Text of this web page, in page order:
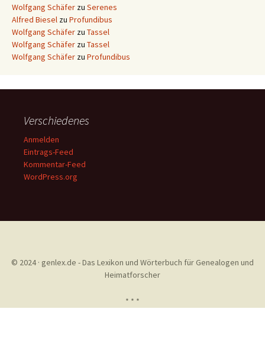
Wolfgang Schäfer zu Serenes
Alfred Biesel zu Profundibus
Wolfgang Schäfer zu Tassel
Wolfgang Schäfer zu Tassel
Wolfgang Schäfer zu Profundibus
Verschiedenes
Anmelden
Eintrags-Feed
Kommentar-Feed
WordPress.org
© 2024 · genlex.de - Das Lexikon und Wörterbuch für Genealogen und
Heimatforscher
* * *